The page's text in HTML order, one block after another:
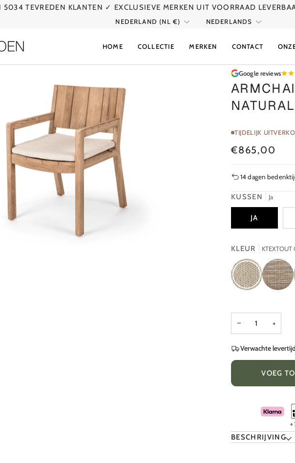
5034 TEVREDEN KLANTEN ✓ EXCLUSIEVE MERKEN UIT VOORRAAD
VALUTA
NEDERLAND (NL €) TAAL
NEDERLANDS
HOME COLLECTIE MERKEN CONTACT
Google reviews
TIJDELIJK
€865,00
14 dagen
KUSSEN Ja
JA
KLEUR KTEXTOUT
−
+
Verwachte
VOEG
BESCHRIJVING